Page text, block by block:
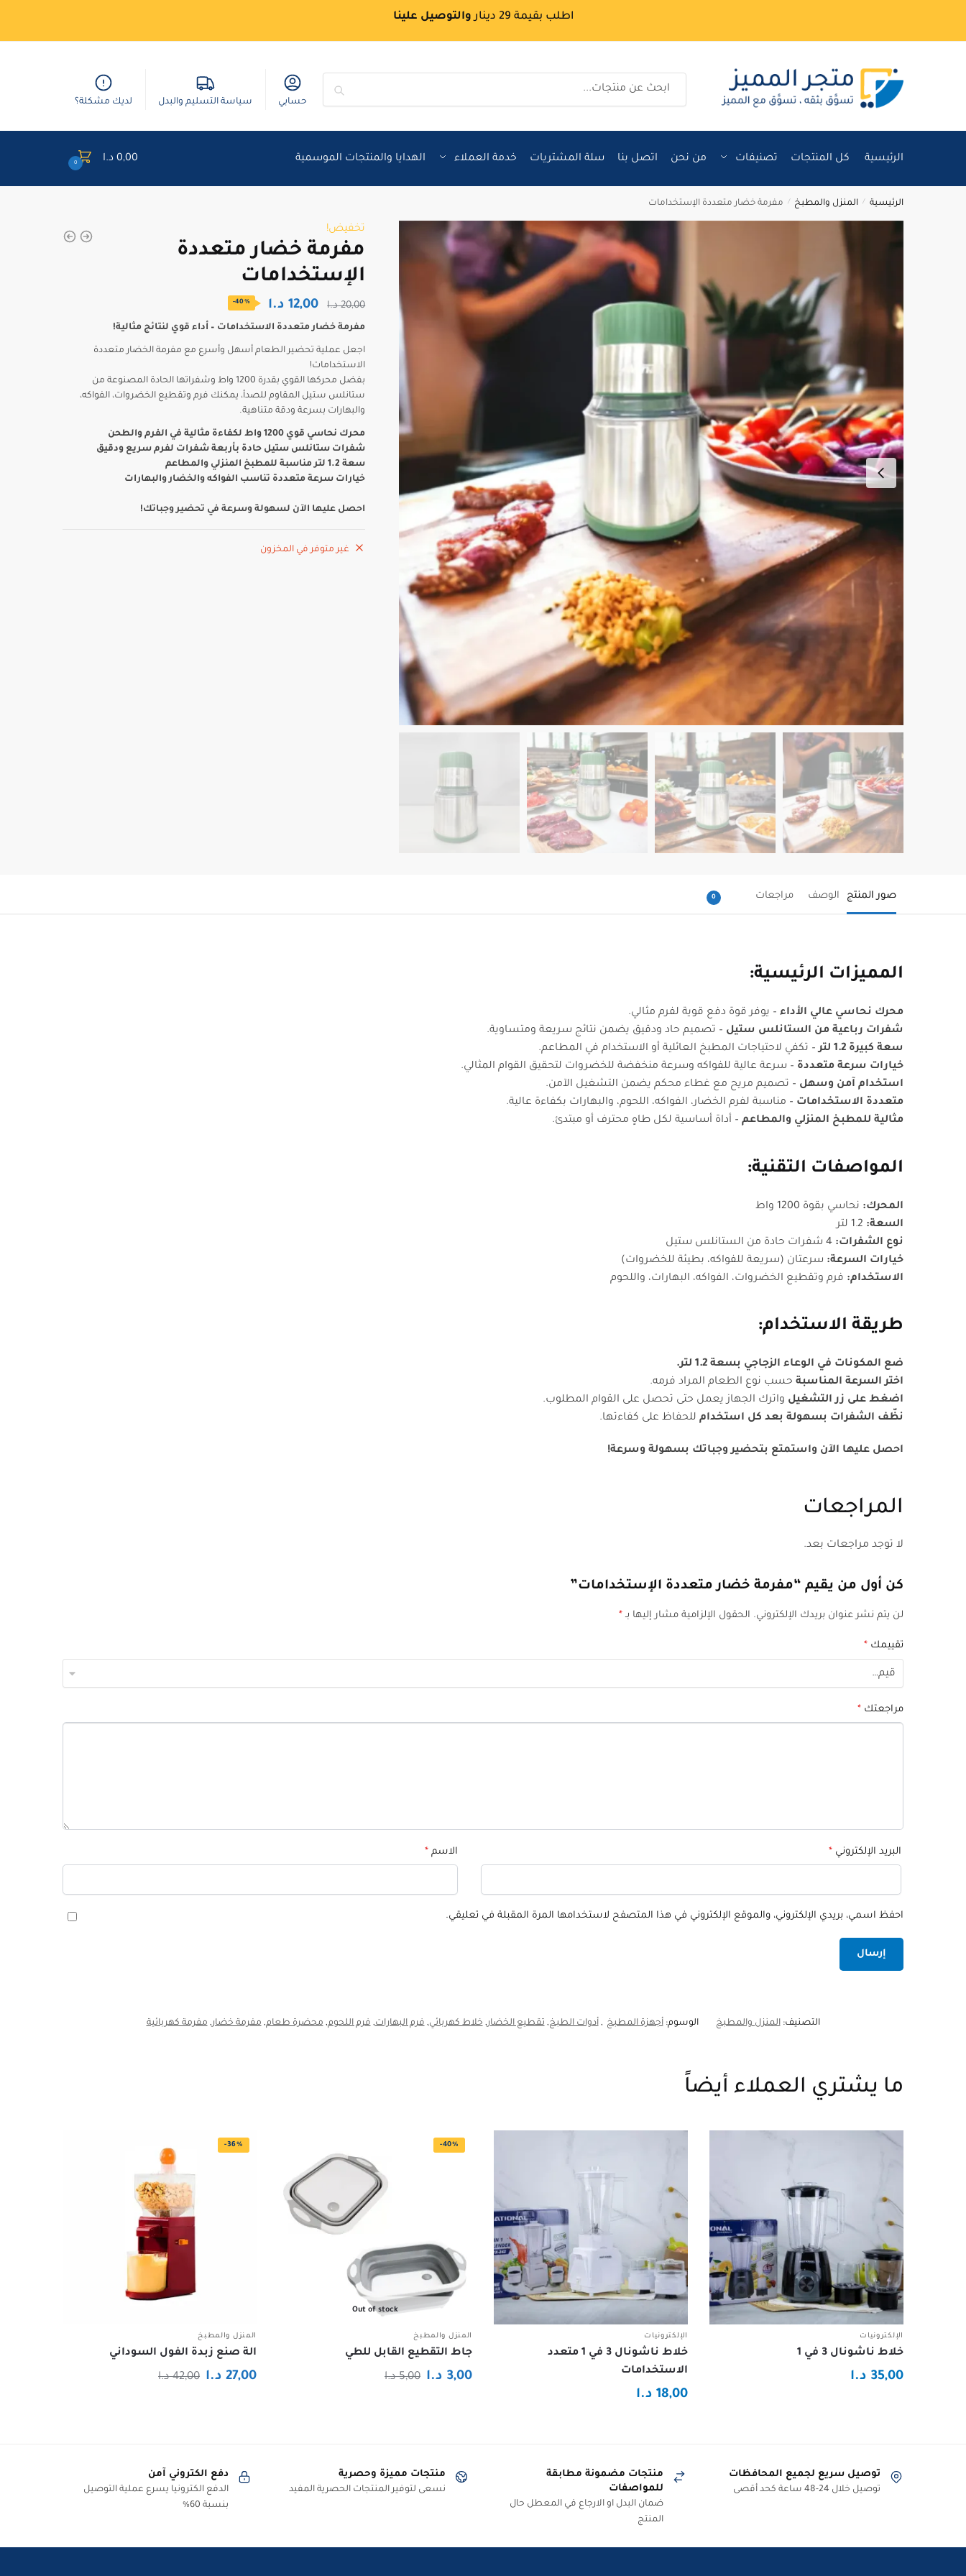
navigation
content
اطلب بقيمة 29 دينار والتوصيل علينا
البحث
حسابي سياسة التسليم والبدل لديك مشكلة؟
الرئيسية كل المنتجات تصنيفات من نحن اتصل بنا سلة المشتريات خدمة العملاء الهدايا والمنتجات الموسمية 0,00 د.ا 0
الرئيسية / المنزل والمطبخ / مفرمة خضار متعددة الإستخدامات
تخفيض!
مفرمة خضار متعددة
الإستخدامات
20,00 د.ا
السعر
الأصلي
هو:
20,00 د.ا.
12,00 د.االسعر
الحالي
هو:
-40%
مفرمة خضار متعددة الاستخدامات – أداء قوي لنتائج مثالية!
اجعل عملية تحضير الطعام أسهل وأسرع مع مفرمة الخضار متعددة
الاستخدامات!
بفضل محركها القوي بقدرة 1200 واط وشفراتها الحادة المصنوعة من
ستانلس ستيل المقاوم للصدأ، يمكنك فرم وتقطيع الخضروات، الفواكه،
والبهارات بسرعة ودقة متناهية.
محرك نحاسي قوي 1200 واط لكفاءة مثالية في الفرم والطحن
شفرات ستانلس ستيل حادة بأربعة شفرات لفرم سريع ودقيق
سعة 1.2 لتر مناسبة للمطبخ المنزلي والمطاعم
خيارات سرعة متعددة تناسب الفواكه والخضار والبهارات
احصل عليها الآن لسهولة وسرعة في تحضير وجباتك!
غير متوفر في المخزون
صور المنتج الوصف مراجعات 0
المميزات الرئيسية:
محرك نحاسي عالي الأداء – يوفر قوة دفع قوية لفرم مثالي.
شفرات رباعية من الستانلس ستيل – تصميم حاد ودقيق يضمن نتائج سريعة ومتساوية.
سعة كبيرة 1.2 لتر
– تكفي لاحتياجات المطبخ العائلية أو الاستخدام في المطاعم.
خيارات سرعة متعددة – سرعة عالية للفواكه وسرعة منخفضة للخضروات لتحقيق القوام المثالي.
استخدام آمن وسهل – تصميم مريح مع غطاء محكم يضمن التشغيل الآمن.
متعددة الاستخدامات – مناسبة لفرم الخضار، الفواكه، اللحوم، والبهارات بكفاءة عالية.
مثالية للمطبخ المنزلي والمطاعم – أداة أساسية لكل طاهٍ محترف أو مبتدئ.
المواصفات التقنية:
المحرك: نحاسي بقوة 1200 واط
السعة:
نوع الشفرات: 4 شفرات حادة من الستانلس ستيل
خيارات السرعة: سرعتان (سريعة للفواكه، بطيئة للخضروات)
الاستخدام: فرم وتقطيع الخضروات، الفواكه، البهارات، واللحوم
طريقة الاستخدام:
ضع المكونات في الوعاء الزجاجي بسعة 1.2 لتر.
اختر السرعة المناسبة حسب نوع الطعام المراد فرمه.
اضغط على زر التشغيل واترك الجهاز يعمل حتى تحصل على القوام المطلوب.
نظّف الشفرات بسهولة بعد كل استخدام للحفاظ على كفاءتها.
احصل عليها الآن واستمتع بتحضير وجباتك بسهولة وسرعة!
المراجعات
لا توجد مراجعات بعد.
كن أول من يقيم “مفرمة خضار متعددة الإستخدامات”
لن يتم نشر عنوان بريدك الإلكتروني. الحقول الإلزامية مشار إليها بـ*
تقييمك*
مراجعتك*
الاسم* البريد الإلكتروني*
احفظ اسمي، بريدي الإلكتروني، والموقع الإلكتروني في هذا المتصفح لاستخدامها المرة المقبلة في تعليقي.
التصنيف:المنزل والمطبخ الوسوم:أجهزة المطبخ ,أدوات الطبخ, تقطيع الخضار , خلاط كهربائي, فرم البهارات, فرم اللحوم, محضرة طعام, مفرمة خضار , مفرمة كهربائية
ما يشتري العملاء أيضاً
الإلكترونيات
خلاط ناشونال 3 في 1
35,00 د.ا
الإلكترونيات
خلاط ناشونال 3 في 1 متعدد
الاستخدامات
18,00 د.ا
-40%
Out of stock
المنزل والمطبخ
جاط التقطيع القابل للطي
5,00 د.االسعر
3,00 د.ا
السعر
-36%
المنزل والمطبخ
الة صنع زبدة الفول السوداني
42,00 د.االسعر
27,00 د.ا
السعر
توصيل سريع لجميع المحافظات
توصيل خلال 24-48 ساعة كحد أقصى
منتجات مضمونة مطابقة
للمواصفات
ضمان البدل او الارجاع في المعطل حال
المنتج
منتجات مميزة وحصرية
نسعى لتوفير المنتجات الحصرية المفيد
دفع الكتروني آمن
الدفع الكترونيا يسرع عملية التوصيل
بنسبة 60%